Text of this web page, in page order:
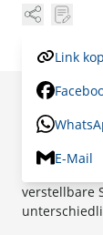
Link
E-Mail
Der
speziell für
verstellbare